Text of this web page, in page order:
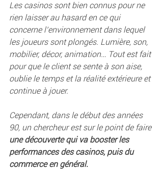
Les casinos sont bien connus pour ne
rien laisser au hasard en ce qui
concerne l’environnement dans lequel
les joueurs sont plongés. Lumière, son,
mobilier, décor, animation… Tout est fait
pour que le client se sente à son aise,
oublie le temps et la réalité extérieure et
continue à jouer.
Cependant, dans le début des années
90, un chercheur est sur le point de faire
une découverte qui va booster les
performances des casinos, puis du
commerce en général.